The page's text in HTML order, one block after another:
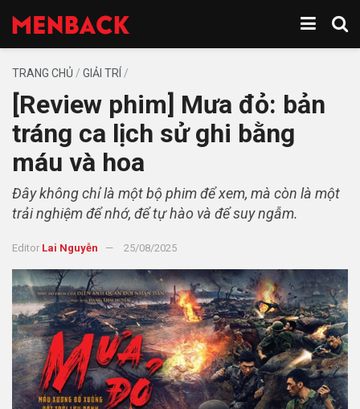
TRANG CHỦ / GIẢI TRÍ /
[Review phim] Mưa đỏ: bản
tráng ca lịch sử ghi bằng
máu và hoa
Đây không chỉ là một bộ phim để xem, mà còn là một
trải nghiệm để nhớ, để tự hào và để suy ngẫm.
Editor Lai Nguyễn 25/08/2025